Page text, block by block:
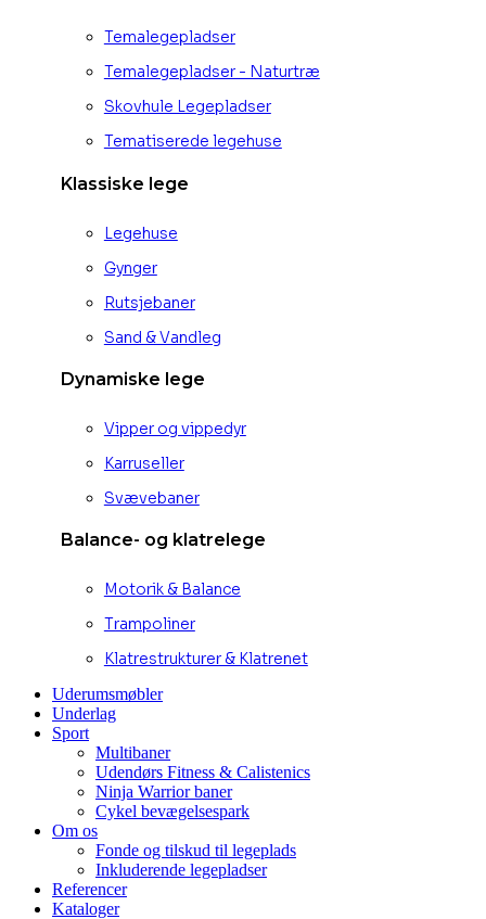
Temalegepladser
Temalegepladser - Naturtræ
Skovhule Legepladser
Tematiserede legehuse
Klassiske lege
Legehuse
Gynger
Rutsjebaner
Sand & Vandleg
Dynamiske lege
Vipper og vippedyr
Karruseller
Svævebaner
Balance- og klatrelege
Motorik & Balance
Trampoliner
Klatrestrukturer & Klatrenet
Uderumsmøbler
Underlag
Sport
Multibaner
Udendørs Fitness & Calistenics
Ninja Warrior baner
Cykel bevægelsespark
Om os
Fonde og tilskud til legeplads
Inkluderende legepladser
Referencer
Kataloger